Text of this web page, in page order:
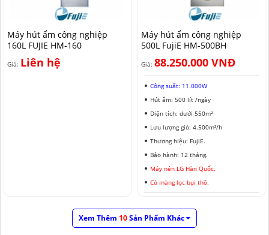
Máy hút ẩm công nghiệp
160L FUJIE HM-160
Giá: Liên hệ
Máy hút ẩm công nghiệp
500L FujiE HM-500BH
Giá: 88.250.000 VNĐ
Công suất: 11.000W
Hút ẩm: 500 lít /ngày
Diện tích: dưới 550m²
Lưu lượng gió: 4.500m³/h
Thương hiệu: FujiE.
Bảo hành: 12 tháng.
Máy nén LG Hàn Quốc.
Có màng lọc bụi thô.
Xem Thêm 10Sản Phẩm Khác